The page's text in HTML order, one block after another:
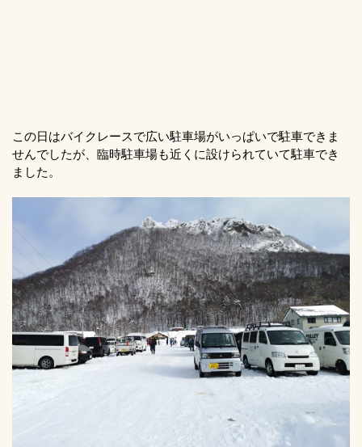
この日はバイクレースで広い駐車場がいっぱいで駐車できま
せんでしたが、臨時駐車場も近くに設けられていて駐車でき
ました。